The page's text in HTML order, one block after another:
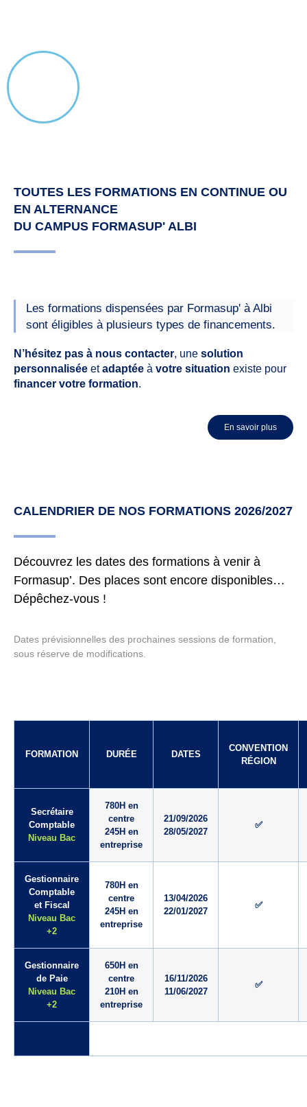
TOUTES LES FORMATIONS EN CONTINUE OU
EN ALTERNANCE
DU CAMPUS FORMASUP' ALBI
Les formations dispensées par Formasup' à Albi
sont éligibles à plusieurs types de financements.
N’hésitez pas à nous contacter, une solution
personnalisée etadaptée à votre situation existe pour
financer votre formation.
En savoir plus
CALENDRIER DE NOS FORMATIONS 2026/2027
Découvrez les dates des formations à venir à
Formasup’. Des places sont encore disponibles…
Dépêchez-vous !
Dates prévisionnelles des prochaines sessions de formation,
sous réserve de modifications.
FORMATION DURÉE DATES
CONVENTION
RÉGION
Secrétaire
Comptable
Niveau Bac
780H en
centre
245H en
entreprise
21/09/2026
28/05/2027
✅
Gestionnaire
Comptable
et Fiscal
Niveau Bac
+2
780H en
centre
245H en
entreprise
13/04/2026
22/01/2027
✅
Gestionnaire
de Paie
Niveau Bac
+2
650H en
centre
210H en
entreprise
16/11/2026
11/06/2027
✅